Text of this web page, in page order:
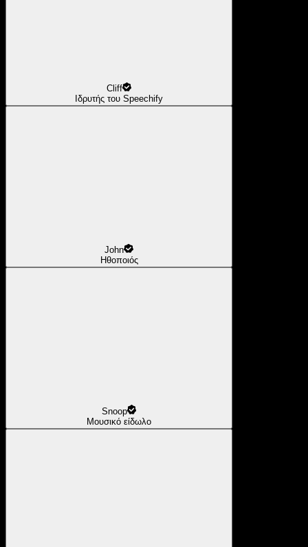
Cliff
Ιδρυτής του Speechify
John
Ηθοποιός
Snoop
Μουσικό είδωλο